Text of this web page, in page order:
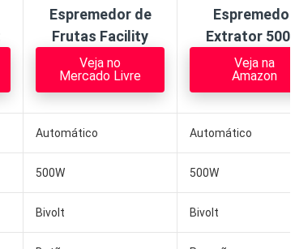
Espremedor de
Frutas Facility
Veja no
Mercado Livre
Automático
500W
Bivolt
Espremedor
Extrator 500W
Veja na
Amazon
Automático
500W
Bivolt